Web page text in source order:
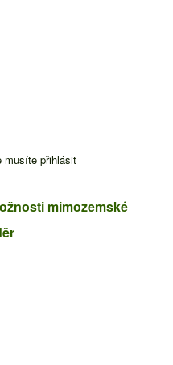
může měnit senzorické filtrování
musíte přihlásit
mimozemské